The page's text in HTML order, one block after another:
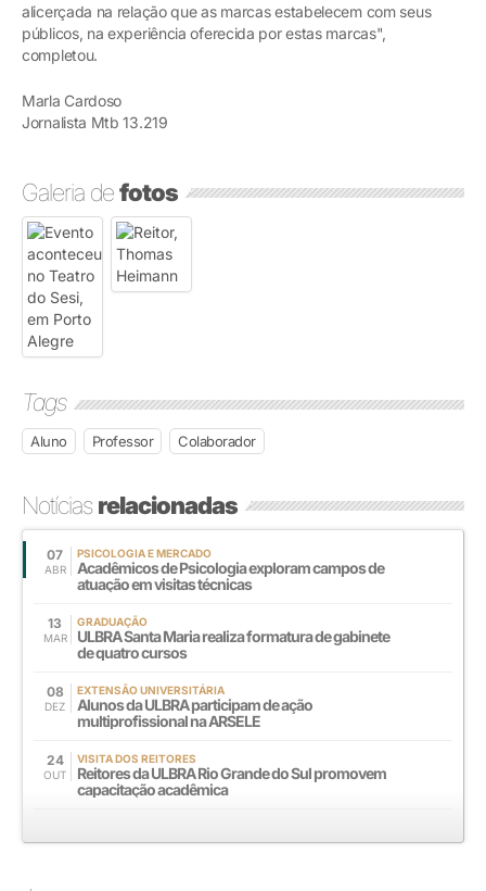
alicerçada na relação que as marcas estabelecem com seus
públicos, na experiência oferecida por estas marcas",
completou.
Marla Cardoso
Jornalista Mtb 13.219
Galeria defotos
Tags
Aluno Professor Colaborador
Notíciasrelacionadas
07
ABR
PSICOLOGIA E MERCADO
Acadêmicos de Psicologia exploram campos de
atuação em visitas técnicas
13
MAR
GRADUAÇÃO
ULBRA Santa Maria realiza formatura de gabinete
de quatro cursos
08
DEZ
EXTENSÃO UNIVERSITÁRIA
Alunos da ULBRA participam de ação
multiprofissional na ARSELE
24
OUT
VISITA DOS REITORES
Reitores da ULBRA Rio Grande do Sul promovem
capacitação acadêmica